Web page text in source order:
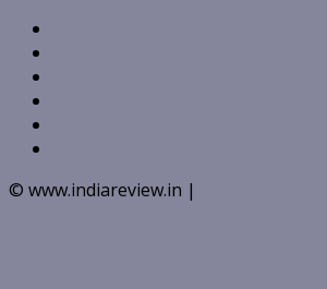
© www.indiareview.in |